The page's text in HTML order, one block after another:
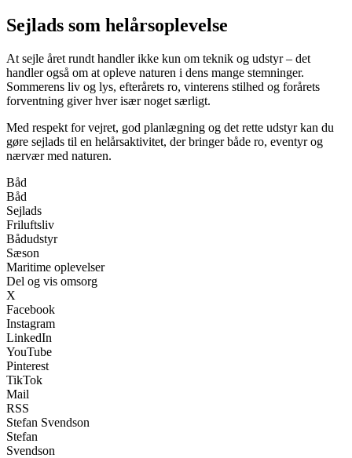
Sejlads som helårsoplevelse
At sejle året rundt handler ikke kun om teknik og udstyr – det
handler også om at opleve naturen i dens mange stemninger.
Sommerens liv og lys, efterårets ro, vinterens stilhed og forårets
forventning giver hver især noget særligt.
Med respekt for vejret, god planlægning og det rette udstyr kan du
gøre sejlads til en helårsaktivitet, der bringer både ro, eventyr og
nærvær med naturen.
Båd
Båd
Sejlads
Friluftsliv
Bådudstyr
Sæson
Maritime oplevelser
Del og vis omsorg
X
Facebook
Instagram
LinkedIn
YouTube
Pinterest
TikTok
Mail
RSS
Stefan Svendson
Stefan
Svendson